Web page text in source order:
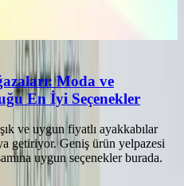
Moda ve
En İyi Seçenekler
ve uygun fiyatlı ayakkabılar
getiriyor. Geniş ürün yelpazesi
uygun seçenekler burada.